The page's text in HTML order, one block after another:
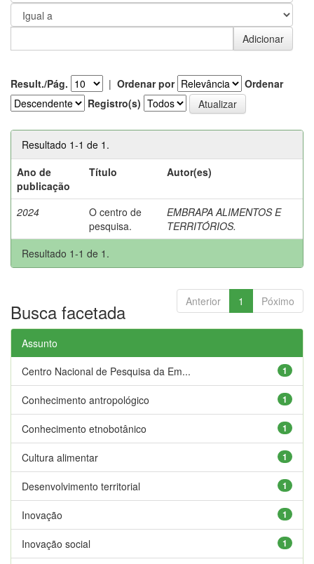
Result./Pág. | Ordenar por
Ordenar
Registro(s)
Resultado 1-1 de 1.
Ano de
publicação
Título Autor(es)
2024
O centro de
pesquisa.
EMBRAPA ALIMENTOS E
TERRITÓRIOS.
Resultado 1-1 de 1.
Anterior 1 Póximo
Busca facetada
Assunto
1
Centro Nacional de Pesquisa da Em...
1
Conhecimento antropológico
1
Conhecimento etnobotânico
1
Cultura alimentar
1
Desenvolvimento territorial
1
Inovação
1
Inovação social